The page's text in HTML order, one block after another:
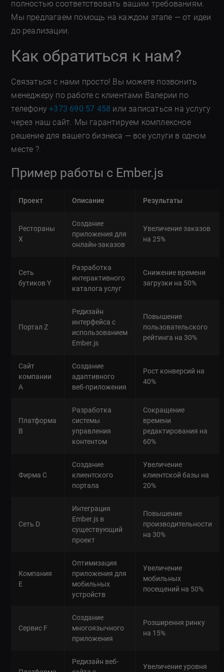
полностью соответствовать вашим требованиям.
Мы предлагаем помощь на каждом этапе — от идеи
до реализации.
Как обратиться к нам?
Связаться с нами просто! Вы можете позвонить
менеджеру по работе с клиентами Валерии по
телефону+373 690 57 458 или записаться на услугу
через наш сайт. Мы гарантируем комплексное
решение для вашего бизнеса — все услуги в одном
месте ?.
Пример работы с Ember.js
Проект Описание Результаты
Рестораны
X
Создание
приложения для
онлайн-заказов
Увеличение заказов
на 25%
Сеть
бутиков Y
Разработка
интерактивного
каталога услуг
Снижение времени
загрузки на 50%
Портал Z
Редизайн
интерфейса с
использованием
Ember.js
Повышение
пользовательского
рейтинга на 30%
Сайт
компании
A
Создание
адаптивного
веб-приложения
Рост конверсий на
40%
Платформа
B
Разработка
системы
управления
контентом
Сокращение
времени
редактирования на
60%
Фирма C
Создание
клиентского
портала
Увеличение
клиентской базы на
20%
Сеть D
Интеграция
Ember.js в
существующий
проект
Повышение
производительности
на 30%
Компания
E
Оптимизация
приложения для
мобильных
устройств
Увеличение
мобильных
посещений на 50%
Сервис F
Создание
многоязычного
приложения
Розширення ринку
на 15%
Редизайн веб-
Увеличение уровня